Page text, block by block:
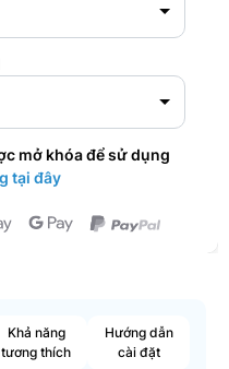
mở khóa để sử dụng
tại đây
Khả năng
tương thích
Hướng dẫn
cài đặt